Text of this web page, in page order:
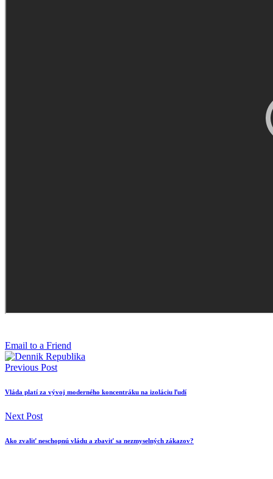
Email to a Friend
Previous Post
Vláda platí za vývoj moderného koncentráku na izoláciu ľudí
Next Post
Ako zvaliť neschopnú vládu a zbaviť sa nezmyselných zákazov?